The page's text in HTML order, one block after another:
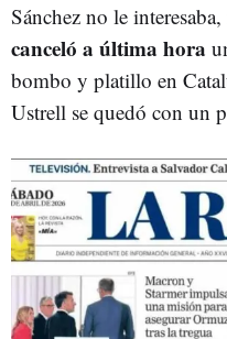
Sánchez no le
canceló a última hora
bombo y platillo en
Ustrell se quedó con un